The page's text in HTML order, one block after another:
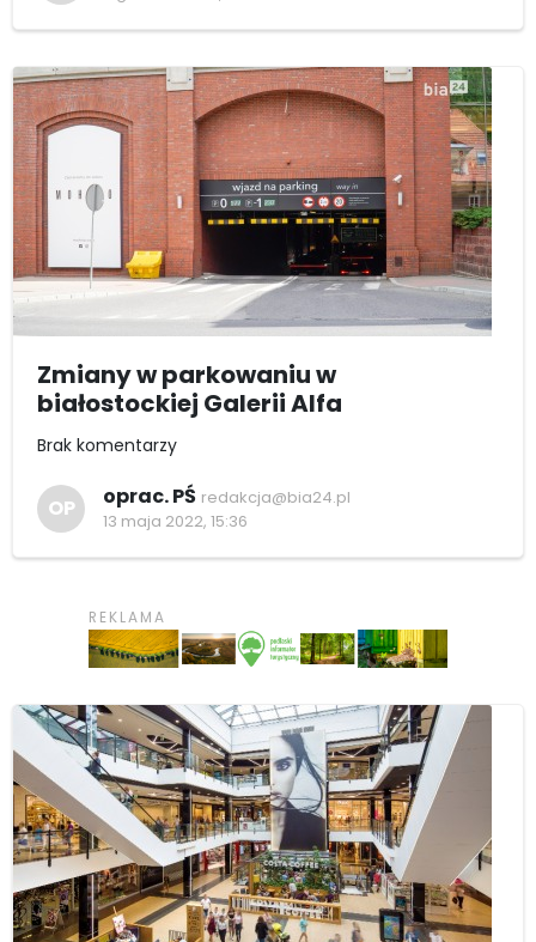
Zmiany w parkowaniu w
białostockiej Galerii Alfa
Brak komentarzy
OP oprac. PŚ redakcja@bia24.pl
13 maja 2022, 15:36